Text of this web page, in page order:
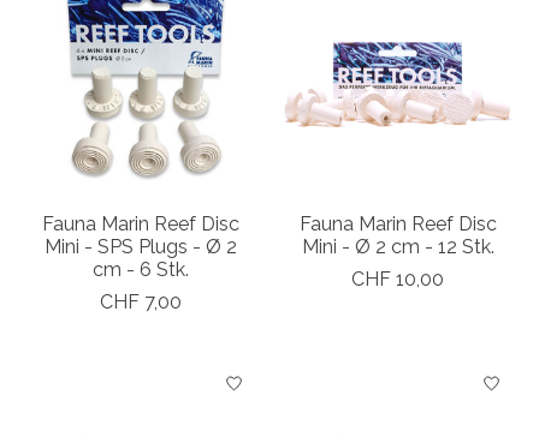
Fauna Marin Reef Disc
Mini - SPS Plugs - Ø 2
cm - 6 Stk.
CHF 7,00
Fauna Marin Reef Disc
Mini - Ø 2 cm - 12 Stk.
CHF 10,00